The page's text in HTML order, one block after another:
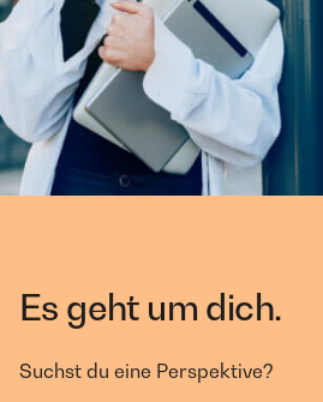
Es geht um dich.
Suchst du eine Perspektive?